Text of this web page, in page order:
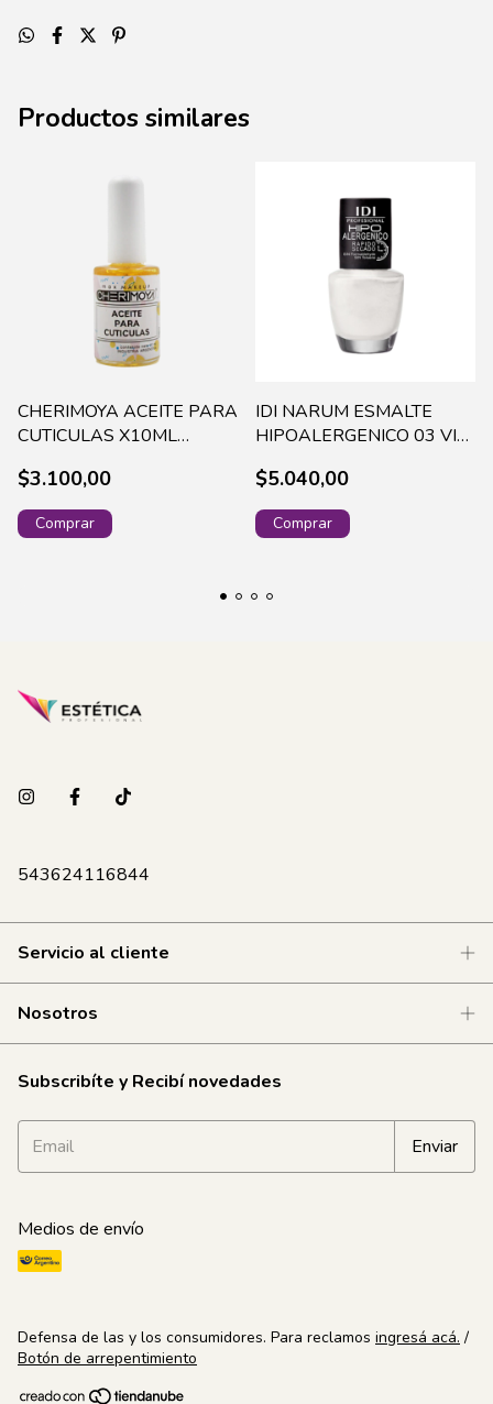
Productos similares
CHERIMOYA ACEITE PARA
CUTICULAS X10ML
$3.100,00
IDI NARUM ESMALTE
HIPOALERGENICO 03 VIA
$5.040,00
543624116844
Servicio al cliente
Nosotros
Subscribíte y Recibí novedades
Medios de envío
Defensa de las y los consumidores. Para reclamos ingresá acá. /
Botón de arrepentimiento